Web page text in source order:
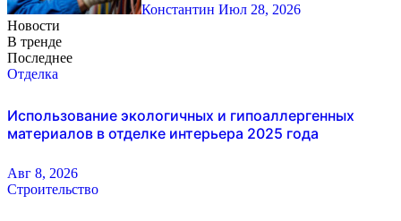
Константин Июл 28, 2026
Новости
В тренде
Последнее
Отделка
Использование экологичных и гипоаллергенных
материалов в отделке интерьера 2025 года
Авг 8, 2026
Строительство